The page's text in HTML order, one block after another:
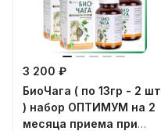
3 200 ₽
БиоЧага ( по 13гр - 2 шт
) набор ОПТИМУМ на 2
месяца приема при